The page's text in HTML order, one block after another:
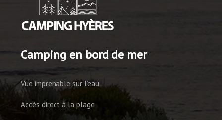
Camping en bord de mer
Vue imprenable sur l’eau
Accès direct à la plage